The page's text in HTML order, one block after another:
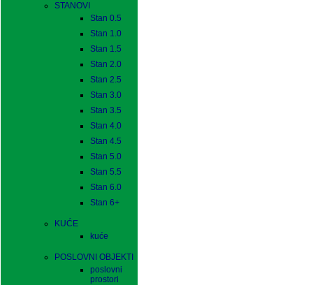
STANOVI
Stan 0.5
Stan 1.0
Stan 1.5
Stan 2.0
Stan 2.5
Stan 3.0
Stan 3.5
Stan 4.0
Stan 4.5
Stan 5.0
Stan 5.5
Stan 6.0
Stan 6+
KUĆE
kuće
POSLOVNI OBJEKTI
poslovni
prostori